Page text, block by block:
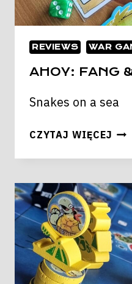
REVIEWS WAR
AHOY: FANG
Snakes on a sea
CZYTAJ WIĘCEJ
&